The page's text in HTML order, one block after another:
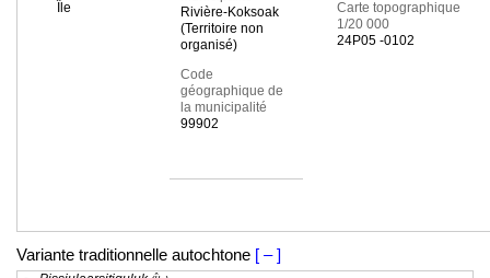
Île
Rivière-Koksoak
(Territoire non
organisé)
Code
géographique de
la municipalité
99902
Carte topographique
1/20 000
24P05 -0102
Variante traditionnelle autochtone [ – ]